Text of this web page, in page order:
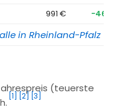
991 € −467
alle in Rheinland-Pfalz →
(teuerste
[1] [2] [3]